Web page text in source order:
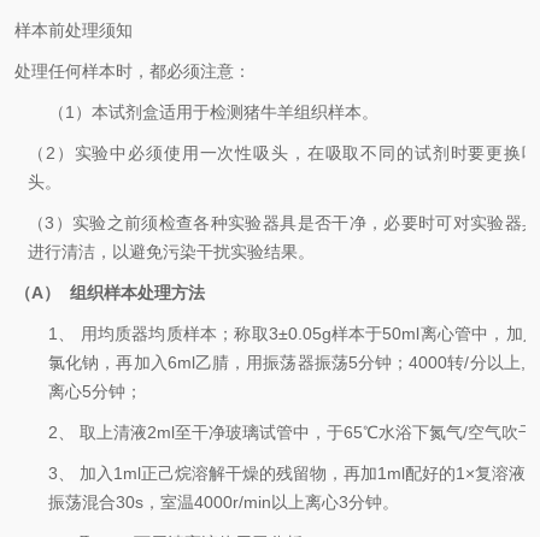
样本前处理须知
处理任何样本时，都必须注意：
（1 ）本试剂盒适用于检测猪牛羊组织样本。
（ 2 ）实验中必须使用一次性吸头，在吸取不同的试剂时要更换吸
头。
（3 ）实验之前须检查各种实验器具是否干净，必要时可对实验器具
进行清洁，以避免污染干扰实验结果。
（A） 组织样本处理方法
1、 用均质器均质样本 ；称取3±0.05g样本于50ml离心管中 ， 加入
氯化钠 ，再加入6ml乙腈 ， 用振荡器振荡5分钟；4000转/分以上
离心5分钟；
2、 取上清液2ml至干净玻璃试管中，于65℃水浴下氮气/空气吹干
3、 加入 1 ml正己烷溶解干燥的残留物，再加1 ml配好的1 ×复溶液
振荡混合30s ，室温4000r/min以上离心3分钟。